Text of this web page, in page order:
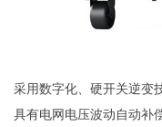
采用数字化、硬开关逆变
具有电网电压波动自动补